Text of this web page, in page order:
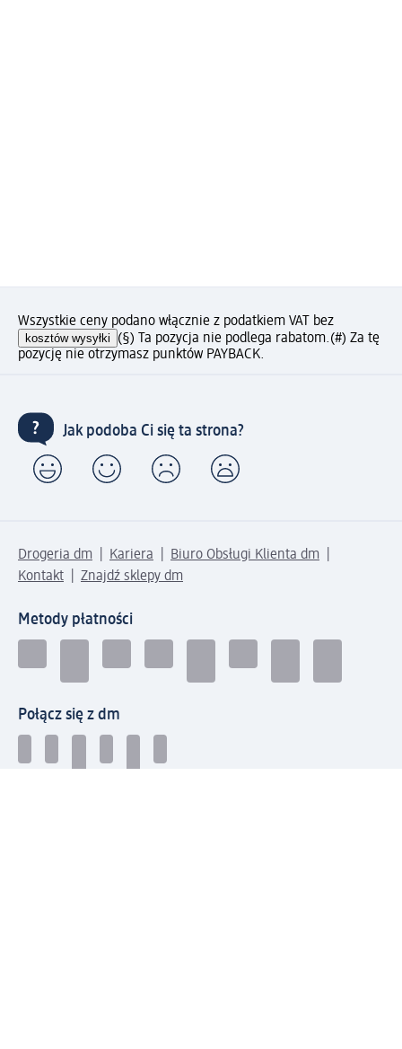
Wszystkie ceny podano włącznie z podatkiem VAT bez
kosztów wysyłki (§) Ta pozycja nie podlega rabatom.(#) Za tę
pozycję nie otrzymasz punktów PAYBACK.
Jak podoba Ci się ta strona?
Drogeria dm Kariera
Biuro Obsługi Klienta dm
Kontakt
Znajdź sklepy dm
Metody płatności
Połącz się z dm